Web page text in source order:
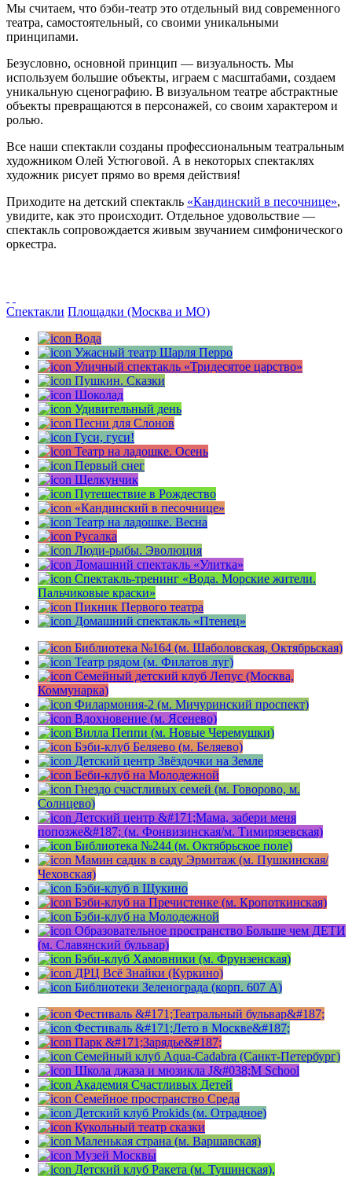
Мы считаем, что бэби-театр это отдельный вид современного
театра, самостоятельный, со своими уникальными
принципами.
Безусловно, основной принцип — визуальность. Мы
используем большие объекты, играем с масштабами, создаем
уникальную сценографию. В визуальном театре абстрактные
объекты превращаются в персонажей, со своим характером и
ролью.
Все наши спектакли созданы профессиональным театральным
художником Олей Устюговой. А в некоторых спектаклях
художник рисует прямо во время действия!
Приходите на детский спектакль «Кандинский в песочнице»,
увидите, как это происходит. Отдельное удовольствие —
спектакль сопровождается живым звучанием симфонического
оркестра.
Спектакли Площадки (Москва и МО)
Вода
Ужасный театр Шарля Перро
Уличный спектакль «Тридесятое царство»
Пушкин. Сказки
Шоколад
Удивительный день
Песни для Слонов
Гуси, гуси!
Театр на ладошке. Осень
Первый снег
Щелкунчик
Путешествие в Рождество
«Кандинский в песочнице»
Театр на ладошке. Весна
Русалка
Люди-рыбы. Эволюция
Домашний спектакль «Улитка»
Спектакль-тренинг «Вода. Морские жители.
Пальчиковые краски»
Пикник Первого театра
Домашний спектакль «Птенец»
Библиотека №164 (м. Шаболовская, Октябрьская)
Театр рядом (м. Филатов луг)
Семейный детский клуб Лепус (Москва,
Коммунарка)
Филармония-2 (м. Мичуринский проспект)
Вдохновение (м. Ясенево)
Вилла Пеппи (м. Новые Черемушки)
Бэби-клуб Беляево (м. Беляево)
Детский центр Звёздочки на Земле
Беби-клуб на Молодежной
Гнездо счастливых семей (м. Говорово, м.
Солнцево)
Детский центр &#171;Мама, забери меня
попозже&#187; (м. Фонвизинская/м. Тимирязевская)
Библиотека №244 (м. Октябрьское поле)
Мамин садик в саду Эрмитаж (м. Пушкинская/
Чеховская)
Бэби-клуб в Щукино
Бэби-клуб на Пречистенке (м. Кропоткинская)
Бэби-клуб на Молодежной
Образовательное пространство Больше чем ДЕТИ
(м. Славянский бульвар)
Бэби-клуб Хамовники (м. Фрунзенская)
ДРЦ Всё Знайки (Куркино)
Библиотеки Зеленограда (корп. 607 A)
Фестиваль &#171;Театральный бульвар&#187;
Фестиваль &#171;Лето в Москве&#187;
Парк &#171;Зарядье&#187;
Семейный клуб Aqua-Cadabra (Санкт-Петербург)
Школа джаза и мюзикла J&#038;M School
Академия Счастливых Детей
Семейное пространство Среда
Детский клуб Prokids (м. Отрадное)
Кукольный театр сказки
Маленькая страна (м. Варшавская)
Музей Москвы
Детский клуб Ракета (м. Тушинская),